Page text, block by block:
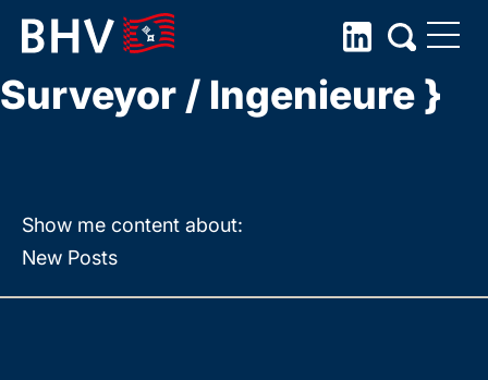
Skip
the
{ Sachverständige /
Surveyor / Ingenieure }
Show me content about:
New Posts